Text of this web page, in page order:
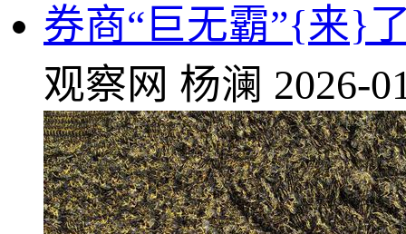
券商“巨无霸”{来}
观察网 杨澜 2026-